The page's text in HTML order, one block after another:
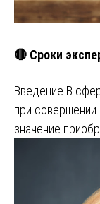
🔴 Сроки
Введение В
при
значение